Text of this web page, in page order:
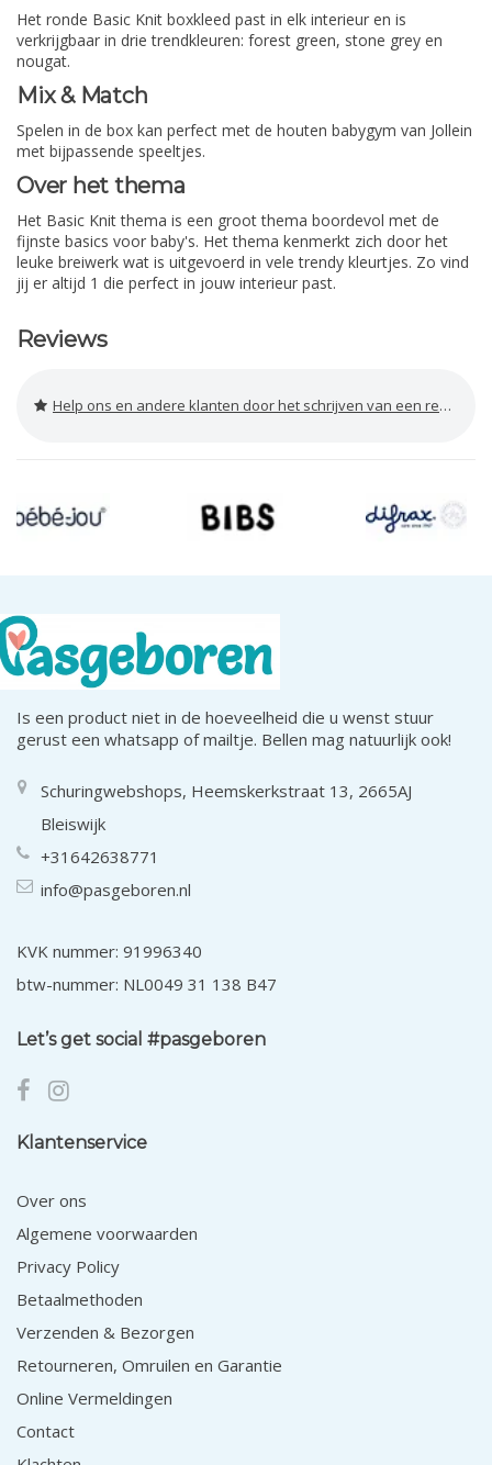
Het ronde Basic Knit boxkleed past in elk interieur en is
verkrijgbaar in drie trendkleuren: forest green, stone grey en
nougat.
Mix & Match
Spelen in de box kan perfect met de houten babygym van Jollein
met bijpassende speeltjes.
Over het thema
Het Basic Knit thema is een groot thema boordevol met de
fijnste basics voor baby's. Het thema kenmerkt zich door het
leuke breiwerk wat is uitgevoerd in vele trendy kleurtjes. Zo vind
jij er altijd 1 die perfect in jouw interieur past.
Reviews
Help ons en andere klanten door het schrijven van een review
Is een product niet in de hoeveelheid die u wenst stuur
gerust een whatsapp of mailtje. Bellen mag natuurlijk ook!
Schuringwebshops, Heemskerkstraat 13, 2665AJ
Bleiswijk
+31642638771
info@pasgeboren.nl
KVK nummer: 91996340
btw-nummer: NL0049 31 138 B47
Let’s get social #pasgeboren
Klantenservice
Over ons
Algemene voorwaarden
Privacy Policy
Betaalmethoden
Verzenden & Bezorgen
Retourneren, Omruilen en Garantie
Online Vermeldingen
Contact